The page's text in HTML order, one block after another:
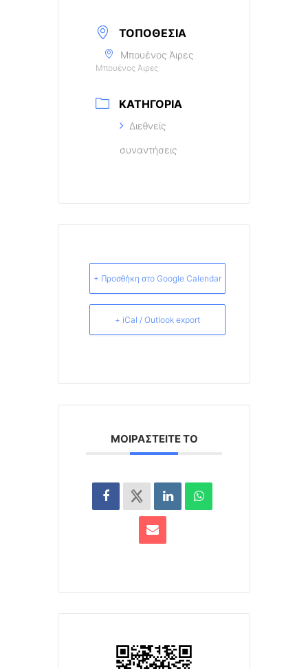
ΤΟΠΟΘΕΣΊΑ
Μπουένος Άιρες
Μπουένος Άιρες
ΚΑΤΗΓΟΡΊΑ
Διεθνείς
συναντήσεις
+ Προσθήκη στο Google Calendar
+ iCal / Outlook export
ΜΟΙΡΑΣΤΕΊΤΕ ΤΟ